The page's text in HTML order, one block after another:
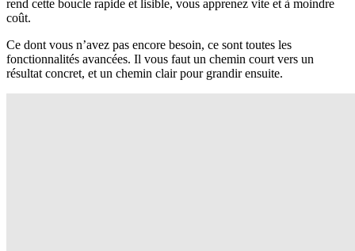
rend cette boucle rapide et lisible, vous apprenez vite et à moindre
coût.
Ce dont vous n’avez pas encore besoin, ce sont toutes les
fonctionnalités avancées. Il vous faut un chemin court vers un
résultat concret, et un chemin clair pour grandir ensuite.